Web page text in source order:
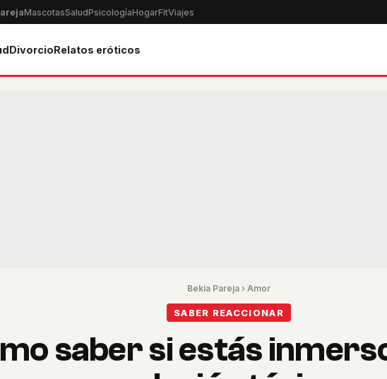
MascotasSaludPsicologíaHogarFitViajes
DivorcioRelatos eróticos
Bekia Pareja › Amor
SABER REACCIONAR
saber si estás